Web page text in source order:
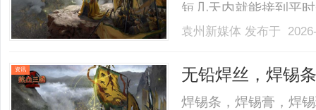
短几天内就能接到平
订单洪峰是对仓储调
不罕见，一旦调度失
袁州新媒体 发布于
资讯
无铅焊丝，焊锡
锡球、6337锡条
焊锡条，焊锡膏，焊